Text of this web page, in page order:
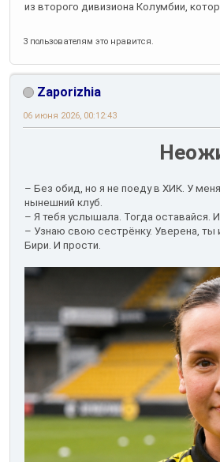
из второго дивизиона Колумбии,
3 пользователям это нравится.
Zaporizhia
06 июня 2026, 00:12:43
– Без обид, но я не поеду в ХИК. У
нынешний клуб.
– Я тебя услышала. Тогда оставайся.
– Узнаю свою сестрёнку. Уверена, ты
Бири. И прости.